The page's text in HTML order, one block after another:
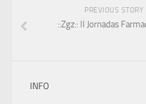
PREVIOUS STORY
::Zgz:: II Jornadas
INFO